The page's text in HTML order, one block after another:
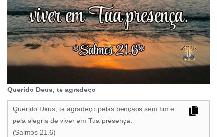
Querido Deus, te agradeço
Querido Deus, te agradeço pelas bênçãos sem fim e
pela alegria de viver em Tua presença.
(Salmos 21.6)